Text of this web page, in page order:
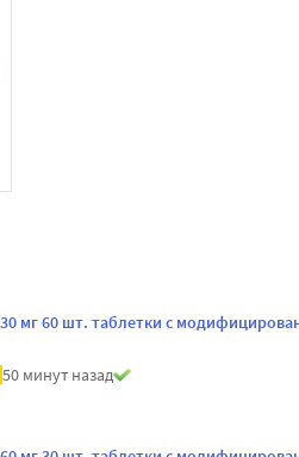
мг 60 шт. таблетки с
50 минут назад